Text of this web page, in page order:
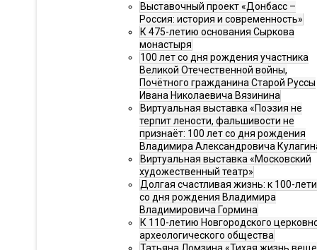
Выставочный проект «Донбасс –
Россия: история и современность»
К 475-летию основания Сыркова
монастыря
100 лет со дня рождения участника
Великой Отечественной войны,
Почётного гражданина Старой Руссы
Ивана Николаевича Вязинина
Виртуальная выставка «Поэзия не
терпит лености, фальшивости не
признаёт: 100 лет со дня рождения
Владимира Александровича
Виртуальная выставка «Московский
художественный театр»
Долгая счастливая жизнь: к 100-
со дня рождения Владимира
Владимировича Гормина
К 110-летию Новгородского
археологического общества